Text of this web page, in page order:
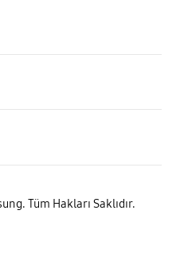
Tüm Hakları Saklıdır.